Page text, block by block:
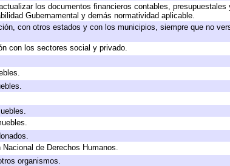
los documentos financieros contables, presupuestales
Gubernamental y demás normatividad aplicable.
con otros estados y con los municipios, siempre que no
con los sectores social y privado.
de Derechos Humanos.
organismos.